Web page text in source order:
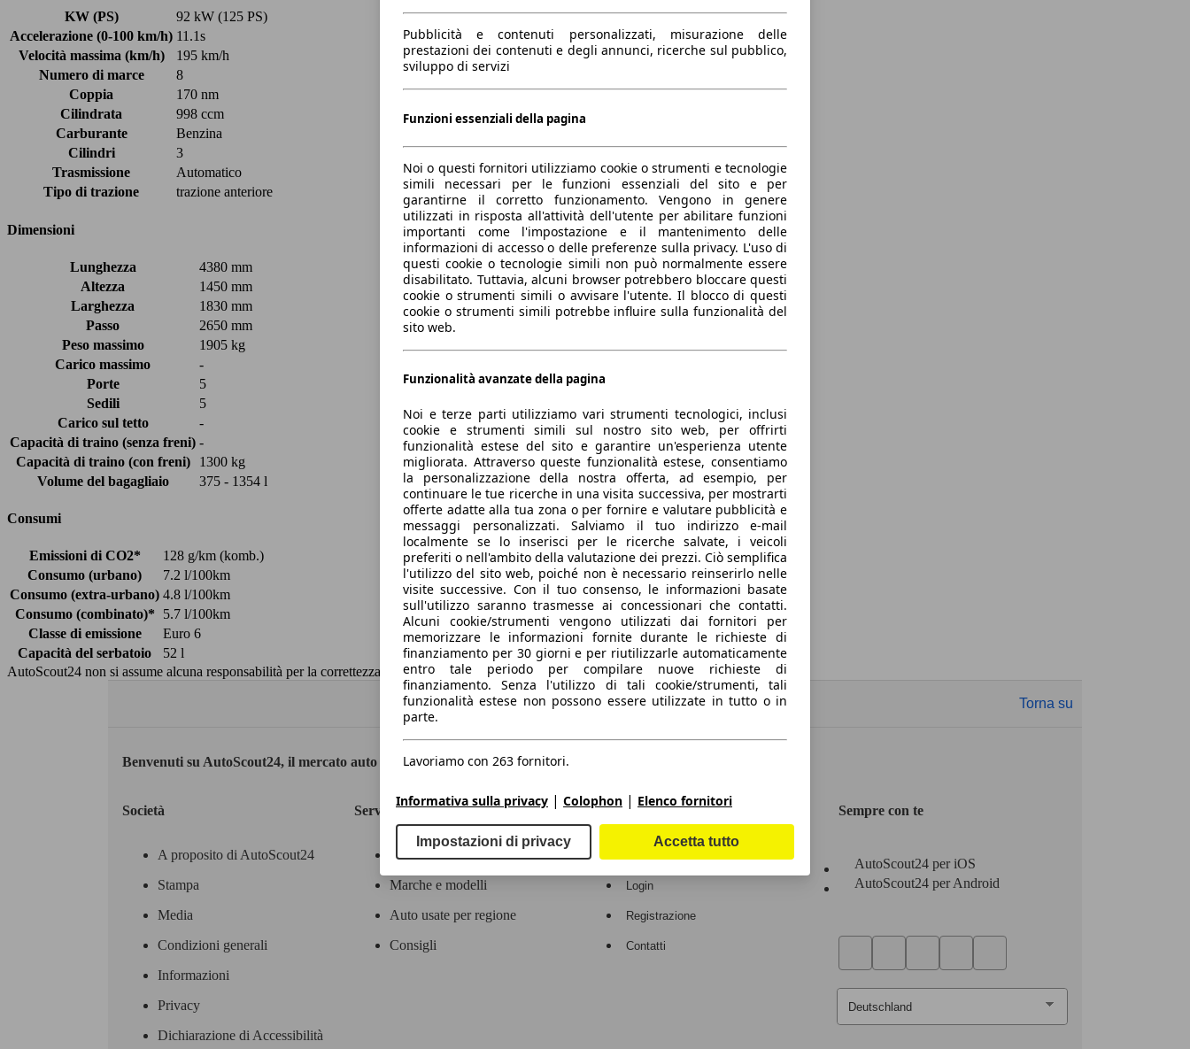
KW (PS)
92 kW (125 PS)
Accelerazione (0-100 km/h) 11.1s
Velocità massima (km/h)
195 km/h
Numero di marce
8
Coppia
170 nm
Cilindrata
998 ccm
Carburante
Benzina
Cilindri
3
Trasmissione
Automatico
Tipo di trazione
trazione anteriore
Dimensioni
Lunghezza
4380 mm
Altezza
1450 mm
Larghezza
1830 mm
Passo
2650 mm
Peso massimo
1905 kg
Carico massimo
-
Porte
5
Sedili
5
Carico sul tetto
-
Capacità di traino (senza freni) -
Capacità di traino (con freni)
1300 kg
Volume del bagagliaio
375 - 1354 l
Consumi
Emissioni di CO2*
128 g/km (komb.)
Consumo (urbano)
7.2 l/100km
Consumo (extra-urbano) 4.8 l/100km
Consumo (combinato)*
5.7 l/100km
Classe di emissione
Euro 6
Capacità del serbatoio
52 l
AutoScout24 non si assume alcuna responsabilità per la correttezza dei dati.
Torna su
Benvenuti su AutoScout24, il mercato auto europeo.
Società
A proposito di AutoScout24
Stampa
Media
Condizioni generali
Informazioni
Privacy
Dichiarazione di Accessibilità
Servizi
Contatti
Marche e modelli
Auto usate per regione
Consigli
Area rivenditori
Login
Registrazione
Contatti
Sempre con te
AutoScout24 per iOS
AutoScout24 per Android
Pubblicità e contenuti personalizzati, misurazione delle
prestazioni dei contenuti e degli annunci, ricerche sul pubblico,
sviluppo di servizi
Funzioni essenziali della pagina
Noi o questi fornitori utilizziamo cookie o strumenti e tecnologie
simili necessari per le funzioni essenziali del sito e per
garantirne il corretto funzionamento. Vengono in genere
utilizzati in risposta all'attività dell'utente per abilitare funzioni
importanti come l'impostazione e il mantenimento delle
informazioni di accesso o delle preferenze sulla privacy. L'uso di
questi cookie o tecnologie simili non può normalmente essere
disabilitato. Tuttavia, alcuni browser potrebbero bloccare questi
cookie o strumenti simili o avvisare l'utente. Il blocco di questi
cookie o strumenti simili potrebbe influire sulla funzionalità del
sito web.
Funzionalità avanzate della pagina
Noi e terze parti utilizziamo vari strumenti tecnologici, inclusi
cookie e strumenti simili sul nostro sito web, per offrirti
funzionalità estese del sito e garantire un'esperienza utente
migliorata. Attraverso queste funzionalità estese, consentiamo
la personalizzazione della nostra offerta, ad esempio, per
continuare le tue ricerche in una visita successiva, per mostrarti
offerte adatte alla tua zona o per fornire e valutare pubblicità e
messaggi personalizzati. Salviamo il tuo indirizzo e-mail
localmente se lo inserisci per le ricerche salvate, i veicoli
preferiti o nell'ambito della valutazione dei prezzi. Ciò semplifica
l'utilizzo del sito web, poiché non è necessario reinserirlo nelle
visite successive. Con il tuo consenso, le informazioni basate
sull'utilizzo saranno trasmesse ai concessionari che contatti.
Alcuni cookie/strumenti vengono utilizzati dai fornitori per
memorizzare le informazioni fornite durante le richieste di
finanziamento per 30 giorni e per riutilizzarle automaticamente
entro tale periodo per compilare nuove richieste di
finanziamento. Senza l'utilizzo di tali cookie/strumenti, tali
funzionalità estese non possono essere utilizzate in tutto o in
parte.
Lavoriamo con 263 fornitori.
Informativa sulla privacy | Colophon | Elenco fornitori
Impostazioni di privacy Accetta tutto